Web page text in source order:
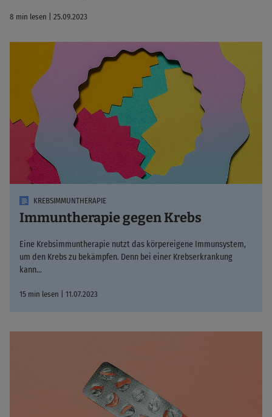
8 min lesen | 25.09.2023
KREBSIMMUNTHERAPIE
Immuntherapie gegen Krebs
Eine Krebsimmuntherapie nutzt das körpereigene Immunsystem,
um den Krebs zu bekämpfen. Denn bei einer Krebserkrankung
kann…
15 min lesen | 11.07.2023